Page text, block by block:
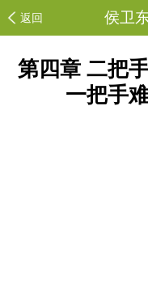
返回 侯卫
第四章 二把
一把手